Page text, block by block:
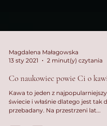
Magdalena Małagowska
13 sty 2021
2 minut(y) czytania
Co naukowiec powie Ci o